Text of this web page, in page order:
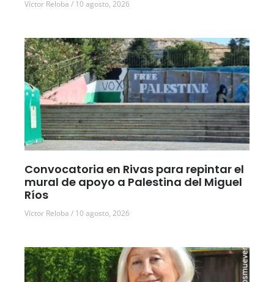
Víctor Reloba 10 agosto, 2026
Convocatoria en Rivas para repintar el
mural de apoyo a Palestina del Miguel
Ríos
Víctor Reloba 10 agosto, 2026